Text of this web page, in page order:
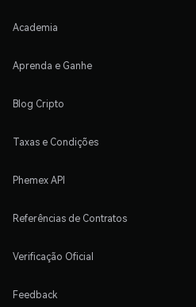
Academia
Aprenda e Ganhe
Blog Cripto
Taxas e Condições
Phemex API
Referências de Contratos
Verificação Oficial
Feedback